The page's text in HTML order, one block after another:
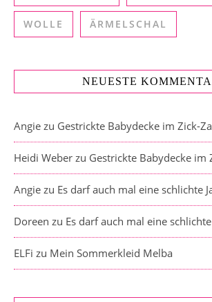
WOLLE ÄRMELSCHAL
NEUESTE
Angie zu Gestrickte Babydecke im Zick-
Heidi Weber zu Gestrickte Babydecke im
Angie zu Es darf auch mal eine schlichte
Doreen zu Es darf auch mal eine schlichte
ELFi zu Mein Sommerkleid Melba